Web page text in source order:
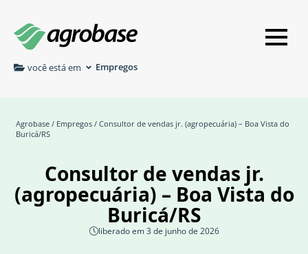
você está em Empregos
Agrobase / Empregos / Consultor de vendas jr. (agropecuária) – Boa Vista do
Buricá/RS
Consultor de vendas jr.
(agropecuária) – Boa Vista do
Buricá/RS
liberado em 3 de junho de 2026